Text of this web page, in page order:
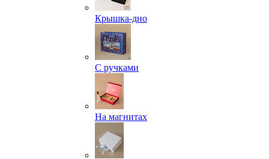
Крышка-дно
С ручками
На магнитах